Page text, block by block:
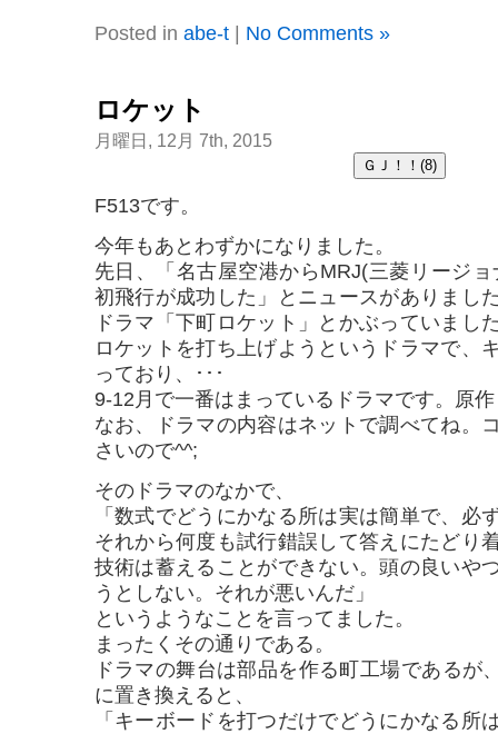
Posted in abe-t| No Comments »
ロケット
月曜日, 12月 7th, 2015
F513です。
今年もあとわずかになりました。
先日、「名古屋空港からMRJ(三菱リージ
初飛行が成功した」とニュースがありまし
ドラマ「下町ロケット」とかぶっていまし
ロケットを打ち上げようというドラマで、
っており、･･･
9-12月で一番はまっているドラマです。原
なお、ドラマの内容はネットで調べてね。
さいので^^;
そのドラマのなかで、
「数式でどうにかなる所は実は簡単で、必
それから何度も試行錯誤して答えにたどり
技術は蓄えることができない。頭の良いや
うとしない。それが悪いんだ」
というようなことを言ってました。
まったくその通りである。
ドラマの舞台は部品を作る町工場であるが
に置き換えると、
「キーボードを打つだけでどうにかなる所